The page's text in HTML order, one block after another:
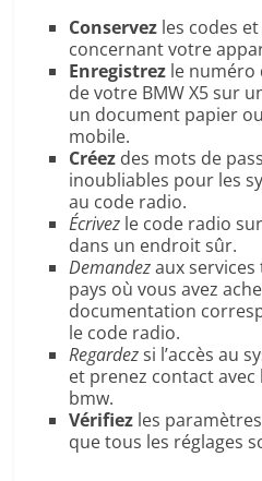
Conservez les codes
concernant votre
Enregistrez le numéro
de votre BMW X5 sur
un document papier
mobile.
Créez des mots de
inoubliables pour les
au code radio.
Écrivez le code radio
dans un endroit sûr.
Demandezaux
pays où vous avez
documentation
le code radio.
Regardezsi l’accès au
et prenez contact
bmw.
Vérifiez les
que tous les réglages